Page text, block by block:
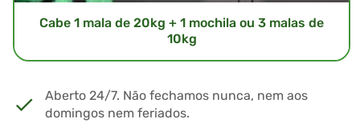
Cabe 1 mala de 20kg + 1 mochila ou 3 malas de
10kg
Aberto 24/7. Não fechamos nunca, nem aos
domingos nem feriados.